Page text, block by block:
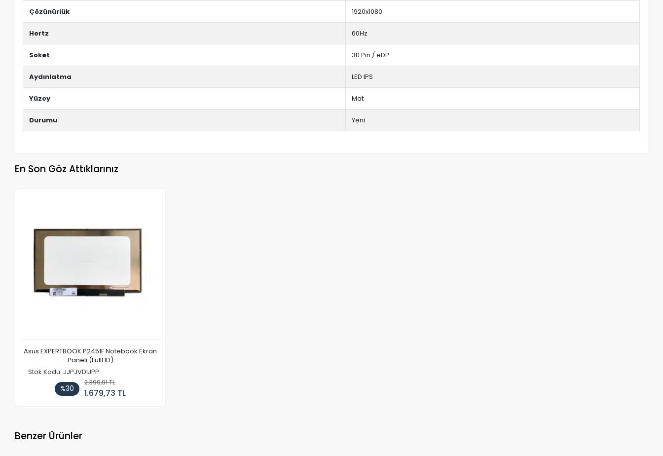
Çözünürlük 1920x1080
Hertz 60Hz
Soket 30 Pin / eDP
Aydınlatma LED IPS
Yüzey Mat
Durumu Yeni
En Son Göz Attıklarınız
Asus EXPERTBOOK P2451F Notebook Ekran
Paneli (FullHD)
Stok Kodu: JJPJVDIJPP
%30
2.390,91 TL
1.679,73 TL
Benzer Ürünler